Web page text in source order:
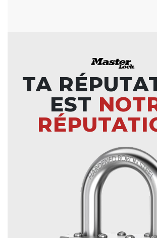
TA
EST